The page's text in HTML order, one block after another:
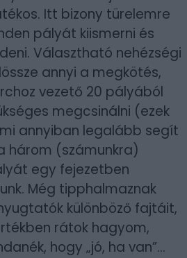
Itt bizony türelemre
pályát kiismerni és
Választható nehézségi
annyi a megkötés,
vezető 20 pályából
megcsinálni (ezek
annyiban legalább segít
három (számunkra)
egy fejezetben
Még tipphalmaznak
különböző fajtáit,
rátok hagyom,
hogy „jó, ha van”...